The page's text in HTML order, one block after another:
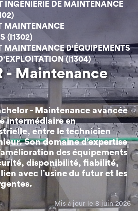
INGÉNIERIE DE MAINTENANCE
MAINTENANCE
(I1302)
MAINTENANCE D'ÉQUIPEMENTS
(I1304)
- Maintenance
- Maintenance avancée
intermédiaire en
entre le technicien
Son domaine d’expertise
des équipements
disponibilité, fiabilité,
avec l’usine du futur et les
Mis à jour le 8 juin 2026